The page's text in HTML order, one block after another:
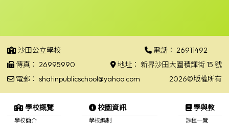
沙田公立學校 電話： 26911492
傳真： 26995990 地址： 新界沙田大圍積輝街 15 號
電郵： shatinpublicschool@yahoo.com 2026©版權所有
學校概覽
學校簡介
校園資訊
學校編制
學與教
課程一覽